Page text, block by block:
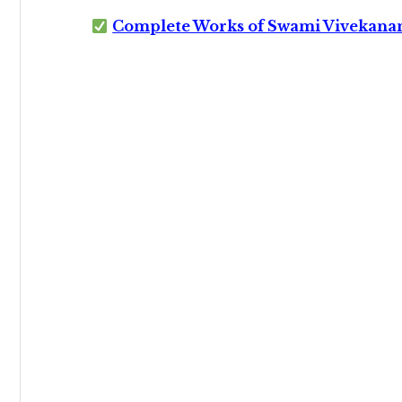
Complete Works of Swami